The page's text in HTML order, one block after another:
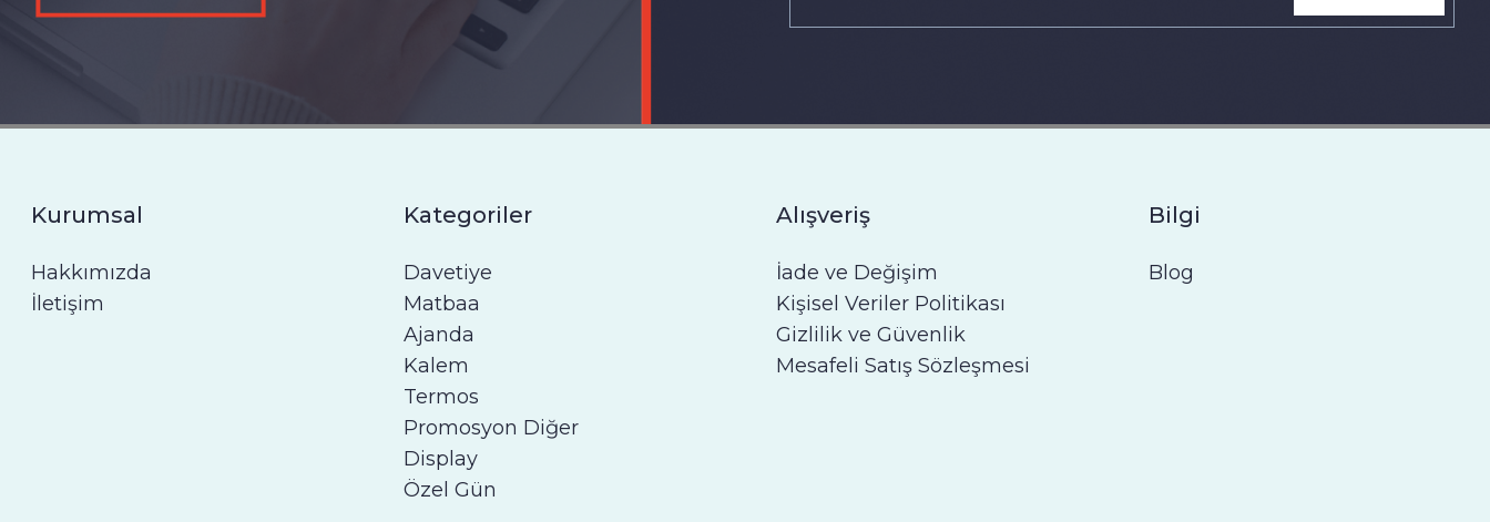
Kurumsal
Hakkımızda
İletişim
Kategoriler
Davetiye
Matbaa
Ajanda
Kalem
Termos
Promosyon Diğer
Display
Özel Gün
Alışveriş
İade ve Değişim
Kişisel Veriler Politikası
Gizlilik ve Güvenlik
Mesafeli Satış Sözleşmesi
Bilgi
Blog